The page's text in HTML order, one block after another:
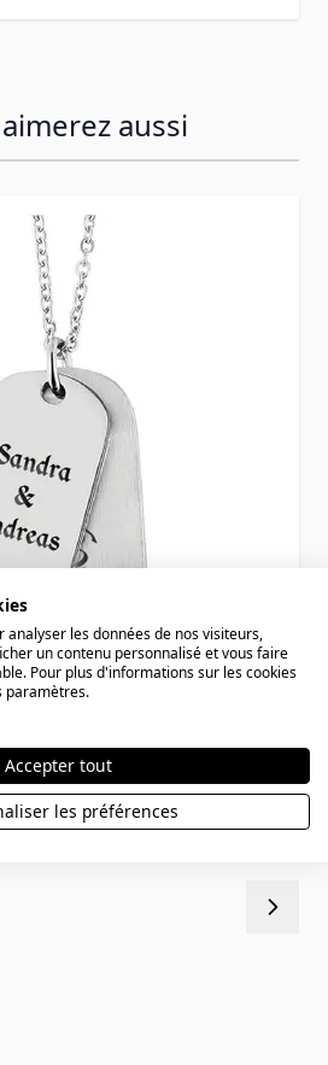
aussi
duo dogtags acier
analyser les données de nos visiteurs,
un contenu personnalisé et vous faire
Pour plus d'informations sur les cookies
paramètres.
Accepter tout
les préférences